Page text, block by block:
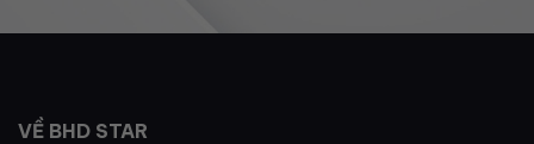
VỀ BHD STAR